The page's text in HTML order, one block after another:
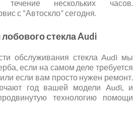
нескольких часов.
с “Автоскло” сегодня.
стекла Audi
обслуживания стекла Audi мы
если на самом деле требуется
если вам просто нужен ремонт.
год вашей модели Audi, и
технологию помощи